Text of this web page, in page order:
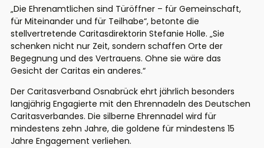
„Die Ehrenamtlichen sind Türöffner – für Gemeinschaft,
für Miteinander und für Teilhabe“, betonte die
stellvertretende Caritasdirektorin Stefanie Holle. „Sie
schenken nicht nur Zeit, sondern schaffen Orte der
Begegnung und des Vertrauens. Ohne sie wäre das
Gesicht der Caritas ein anderes.“
Der Caritasverband Osnabrück ehrt jährlich besonders
langjährig Engagierte mit den Ehrennadeln des Deutschen
Caritasverbandes. Die silberne Ehrennadel wird für
mindestens zehn Jahre, die goldene für mindestens 15
Jahre Engagement verliehen.